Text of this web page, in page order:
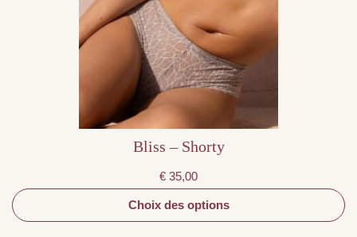
Bliss – Shorty
€ 35,00
Choix des options
être
choisies
sur
la
page
du